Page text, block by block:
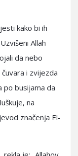
kako bi ih
Allah
da nebo
i zvijezda
po busijama da
na
značenja El-